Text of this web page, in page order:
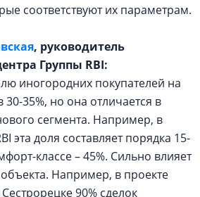
соответствуют их параметрам.
, руководитель
Группы RBI:
иногородних покупателей на
35%, но она отличается в
сегмента. Например, в
эта доля составляет порядка 15-
классе – 45%. Сильно влияет
Например, в проекте
90% сделок